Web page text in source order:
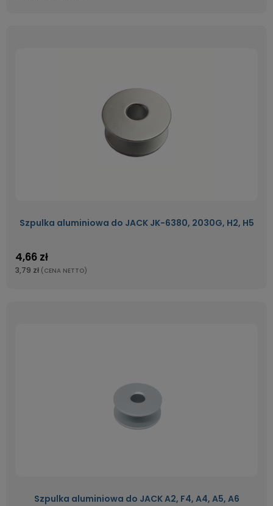
Szpulka aluminiowa do JACK JK-6380, 2030G, H2, H5
4,66 zł
3,79 zł (CENA NETTO)
Szpulka aluminiowa do JACK A2, F4, A4, A5, A6